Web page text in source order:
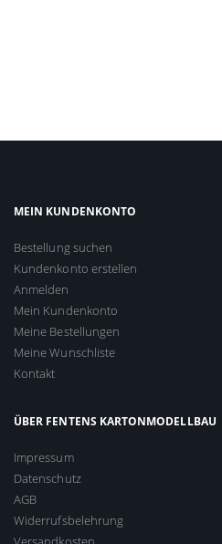
MEIN KUNDENKONTO
Bestellung suchen
Kundenkonto erstellen
Anmelden
Mein Kundenkonto
Meine Bestellungen
Meine Wunschliste
Kontakt
ÜBER FENTENS KARTONMODELLBAU
Impressum
Datenschutz
AGB
Widerrufsbelehrung